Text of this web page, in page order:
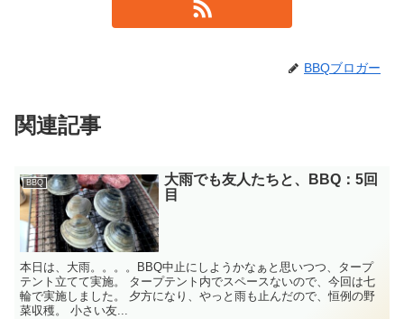
BBQブロガー
関連記事
BBQ
大雨でも友人たちと、BBQ：5回
目
本日は、大雨。。。。BBQ中止にしようかなぁと思いつつ、タープ
テント立てて実施。 タープテント内でスペースないので、今回は七
輪で実施しました。 夕方になり、やっと雨も止んだので、恒例の野
菜収穫。 小さい友...